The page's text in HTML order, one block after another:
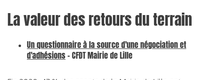
La valeur des retours du terrain
Un questionnaire à la source d'une négociation et
d'adhésions- CFDT Mairie de Lille